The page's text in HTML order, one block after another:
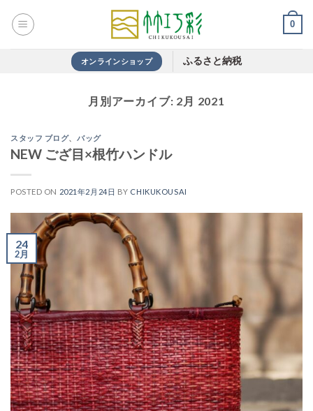
0
オンラインショップ ふるさと納税
月別アーカイブ: 2月 2021
スタッフ ブログ、バッグ
NEW ござ目×根竹ハンドル
POSTED ON 2021年2月24日 BY CHIKUKOUSAI
24
2月